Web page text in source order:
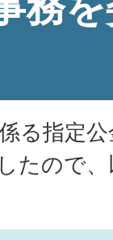
る指定
たので